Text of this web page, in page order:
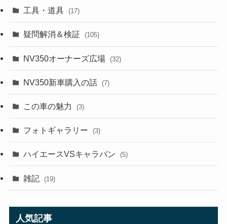
工具・道具 (17)
疑問解消＆検証 (105)
NV350オーナーズ広場 (32)
NV350新車購入の話 (7)
この車の魅力 (3)
フォトギャラリー (3)
ハイエースVSキャラバン (5)
雑記 (19)
人気記事